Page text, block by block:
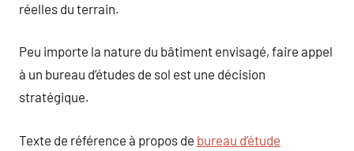
réelles du terrain.
Peu importe la nature du bâtiment envisagé, faire appel
à un bureau d’études de sol est une décision
stratégique.
Texte de référence à propos de bureau d’étude